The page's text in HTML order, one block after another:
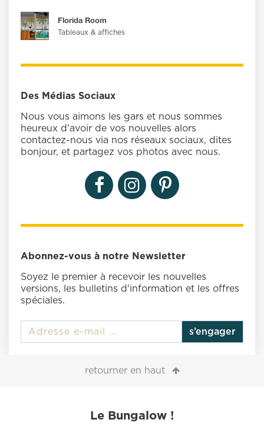
Florida Room
Tableaux & affiches
Des Médias Sociaux
Nous vous aimons les gars et nous sommes
heureux d'avoir de vos nouvelles alors
contactez-nous via nos réseaux sociaux, dites
bonjour, et partagez vos photos avec nous.
Abonnez-vous à notre Newsletter
Soyez le premier à recevoir les nouvelles
versions, les bulletins d'information et les offres
spéciales.
s’engager
retourner en haut
Le Bungalow !